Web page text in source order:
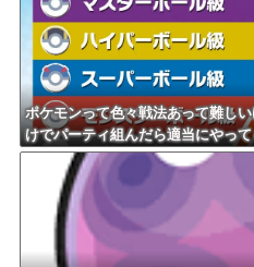
ポケモンって色々戦法あって難し
けでパーティ組んだら適当にやっ